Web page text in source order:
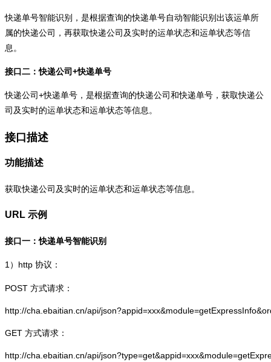
快递单号智能识别，是根据查询的快递单号自动智能识别出该运单所
属的快递公司，再获取快递公司及实时的运单状态和运单状态等信
息。
接口二：快递公司+快递单号
快递公司+快递单号，是根据查询的快递公司和快递单号，获取快递公
司及实时的运单状态和运单状态等信息。
接口描述
功能描述
获取快递公司及实时的运单状态和运单状态等信息。
URL 示例
接口一：快递单号智能识别
1） http 协议：
POST 方式请求：
http://cha.ebaitian.cn/api/
GET 方式请求：
http://cha.ebaitian.cn/api/